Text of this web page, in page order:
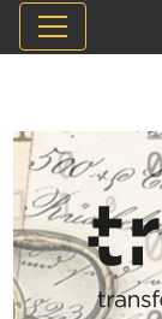
Panneau de